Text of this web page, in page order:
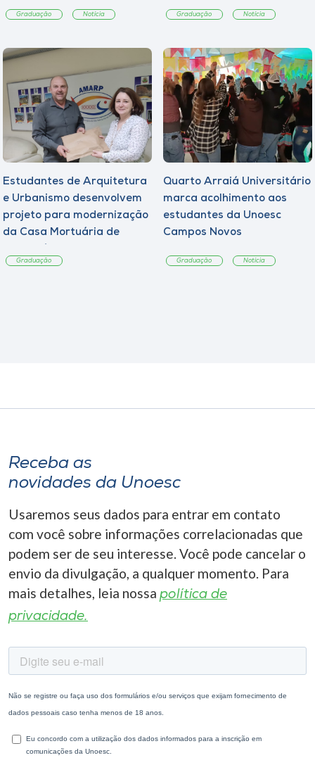
Graduação Notícia Graduação Notícia
Estudantes de Arquitetura
e Urbanismo desenvolvem
projeto para modernização
da Casa Mortuária de
Graduação
Quarto Arraiá Universitário
marca acolhimento aos
estudantes da Unoesc
Campos Novos
Graduação Notícia
Receba as
novidades da Unoesc
Usaremos seus dados para entrar em contato
com você sobre informações correlacionadas que
podem ser de seu interesse. Você pode cancelar o
envio da divulgação, a qualquer momento. Para
mais detalhes, leia nossa política de
privacidade.